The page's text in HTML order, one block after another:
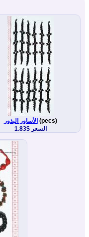
الأساور البذور (pecs)
السعر $1.83